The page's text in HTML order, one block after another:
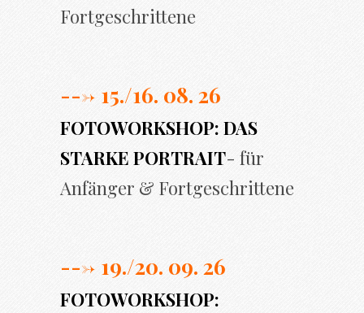
Fortgeschrittene
---> 15./16. 08. 26
FOTOWORKSHOP: DAS
STARKE PORTRAIT- für
Anfänger & Fortgeschrittene
---> 19./20. 09. 26
FOTOWORKSHOP: